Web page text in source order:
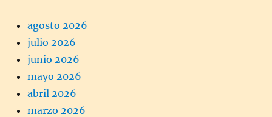
agosto 2026
julio 2026
junio 2026
mayo 2026
abril 2026
marzo 2026